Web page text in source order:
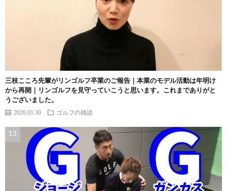
三枝こころ先輩がリンゴルフ卒業のご報告｜本業のモデル活動は年明け
から再開｜リンゴルフを見守っていこうと思います。これまでありがと
うございました。
2020.01.30 ゴルフの雑談